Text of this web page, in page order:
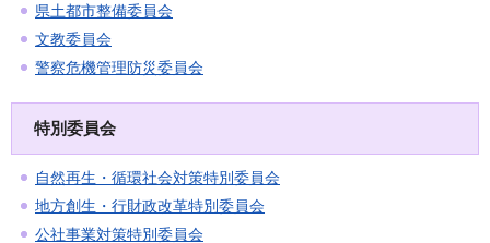
県土都市整備委員会
文教委員会
警察危機管理防災委員会
特別委員会
自然再生・循環社会対策特別委員会
地方創生・行財政改革特別委員会
公社事業対策特別委員会